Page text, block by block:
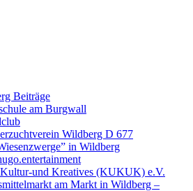
Beiträge
am Burgwall
Wildberg D 677
in Wildberg
und Kreatives (KUKUK) e.V.
am Markt in Wildberg –